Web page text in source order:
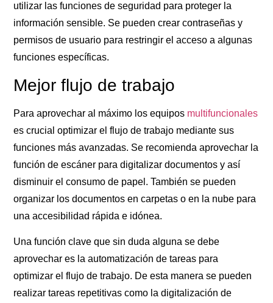
utilizar las funciones de seguridad para proteger la
información sensible. Se pueden crear contraseñas y
permisos de usuario para restringir el acceso a algunas
funciones específicas.
Mejor flujo de trabajo
Para aprovechar al máximo los equipos multifuncionales
es crucial optimizar el flujo de trabajo mediante sus
funciones más avanzadas. Se recomienda aprovechar la
función de escáner para digitalizar documentos y así
disminuir el consumo de papel. También se pueden
organizar los documentos en carpetas o en la nube para
una accesibilidad rápida e idónea.
Una función clave que sin duda alguna se debe
aprovechar es la automatización de tareas para
optimizar el flujo de trabajo. De esta manera se pueden
realizar tareas repetitivas como la digitalización de